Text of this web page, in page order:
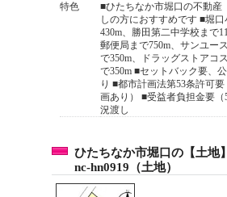
特色
■ひたちなか市堀口の不動産
しの方におすすめです ■堀
430m、勝田第二中学校まで
郵便局まで750m、サンユー
で350m、ドラッグストアコ
で350m ■セットバック要、
り ■都市計画法第53条許可
画あり） ■受益者負担金要（
況渡し
ひたちなか市堀口の【土地
nc-hn0919（土地）